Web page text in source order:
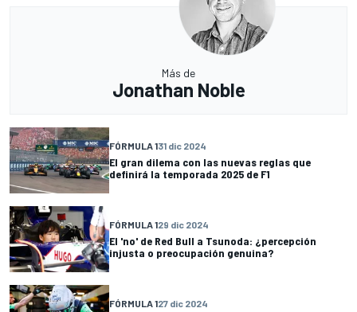
Más de
Jonathan Noble
FÓRMULA 131 dic 2024
El gran dilema con las nuevas reglas que
definirá la temporada 2025 de F1
FÓRMULA 129 dic 2024
El 'no' de Red Bull a Tsunoda: ¿percepción
injusta o preocupación genuina?
FÓRMULA 127 dic 2024